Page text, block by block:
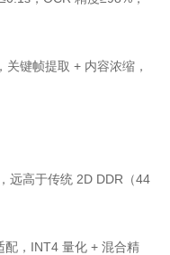
键帧提取 + 内容浓缩，
远高于传统 2D DDR（44
配，INT4 量化 + 混合精